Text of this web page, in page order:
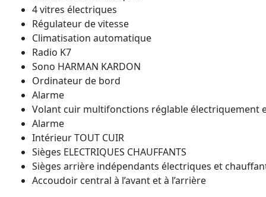
4 vitres électriques
Régulateur de vitesse
Climatisation automatique
Radio K7
Sono HARMAN KARDON
Ordinateur de bord
Alarme
Volant cuir multifonctions réglable électriquement
Alarme
Intérieur TOUT CUIR
Sièges ELECTRIQUES CHAUFFANTS
Sièges arrière indépendants électriques et
Accoudoir central à l’avant et à l’arrière